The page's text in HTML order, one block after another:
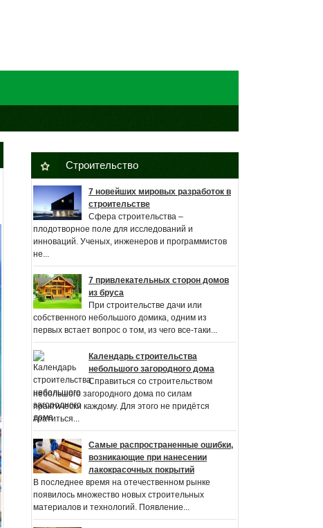
Строительство
7 новейших мировых разработок в
строительстве
Сфера строительства –
плодотворное поле для исследований и
инноваций. Ученых, инженеров и программистов
не...
7 привлекательных сторон домов
из бруса
При строительстве дачи или
собственного небольшого домика, одним из
первых встает вопрос о том, из чего все-таки...
Календарь строительства
небольшого загородного дома
Справиться со строительством
небольшого загородного дома по силам
практически каждому. Для этого не придётся
тратиться...
Самые распространенные ошибки,
возникающие при нанесении
лакокрасочных покрытий
В последнее время на отечественном рынке
появилось множество новых строительных
материалов и технологий. Появление...